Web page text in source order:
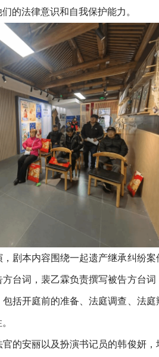
的法律意识和自我保护能力。
剧本内容围绕一起遗产继承纠纷
台词，裴乙霖负责撰写被告方台
括开庭前的准备、法庭调查、法庭
的安丽以及扮演书记员的韩俊妍